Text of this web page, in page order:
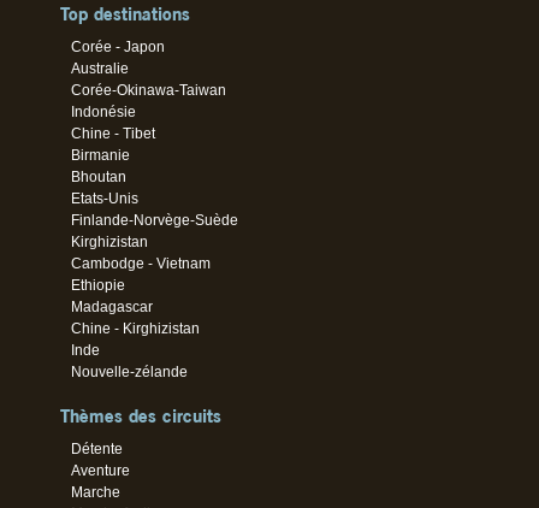
Top destinations
Corée - Japon
Australie
Corée-Okinawa-Taiwan
Indonésie
Chine - Tibet
Birmanie
Bhoutan
Etats-Unis
Finlande-Norvège-Suède
Kirghizistan
Cambodge - Vietnam
Ethiopie
Madagascar
Chine - Kirghizistan
Inde
Nouvelle-zélande
Thèmes des circuits
Détente
Aventure
Marche